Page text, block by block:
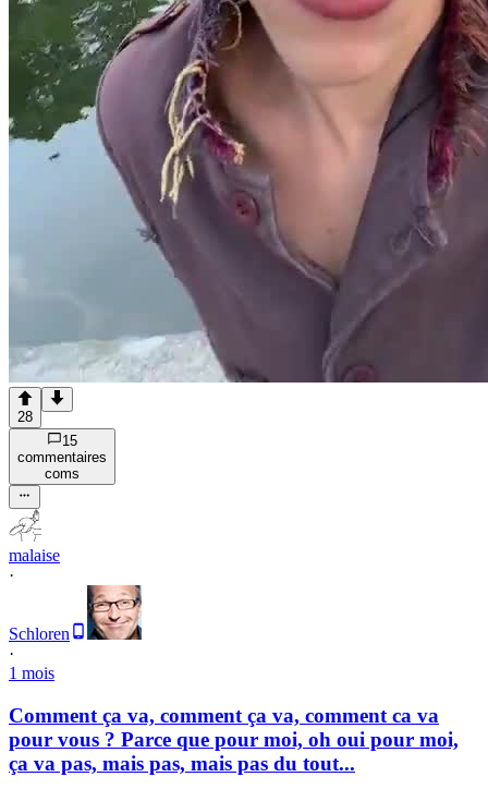
28
15
commentaires
coms
malaise
·
Schloren
·
1 mois
Comment ça va, comment ça va, comment ca va
pour vous ? Parce que pour moi, oh oui pour moi,
ça va pas, mais pas, mais pas du tout...